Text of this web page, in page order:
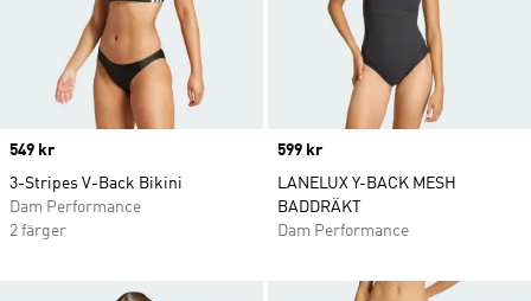
Price
549 kr
3-Stripes V-Back Bikini
Dam Performance
2 färger
Price
599 kr
LANELUX Y-BACK MESH
BADDRÄKT
Dam Performance